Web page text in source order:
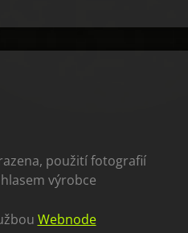
použití fotografií
výrobce
Webnode